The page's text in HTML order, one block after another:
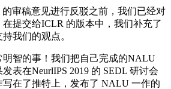
审稿意见进行反驳之前，我们已经对
提交给ICLR 的版本中，我们补充了
我们的观点。
智的事！我们把自己完成的NALU
表在NeurlIPS 2019 的 SEDL 研讨会
写在了推特上，发布了 NALU 一作的